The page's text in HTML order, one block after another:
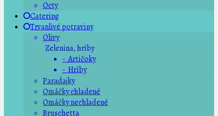
Octy
Catering
Trvanlivé potraviny
Olivy
Zelenina, hríby
- Artičoky
- Hríby
Paradajky
Omáčky chladené
Omáčky nechladené
Bruschetta